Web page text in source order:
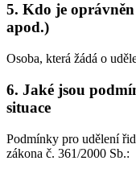
5. Kdo je
apod.)
Osoba, která žádá o
6. Jaké jsou
situace
Podmínky pro udělení
zákona č. 361/2000 Sb.: